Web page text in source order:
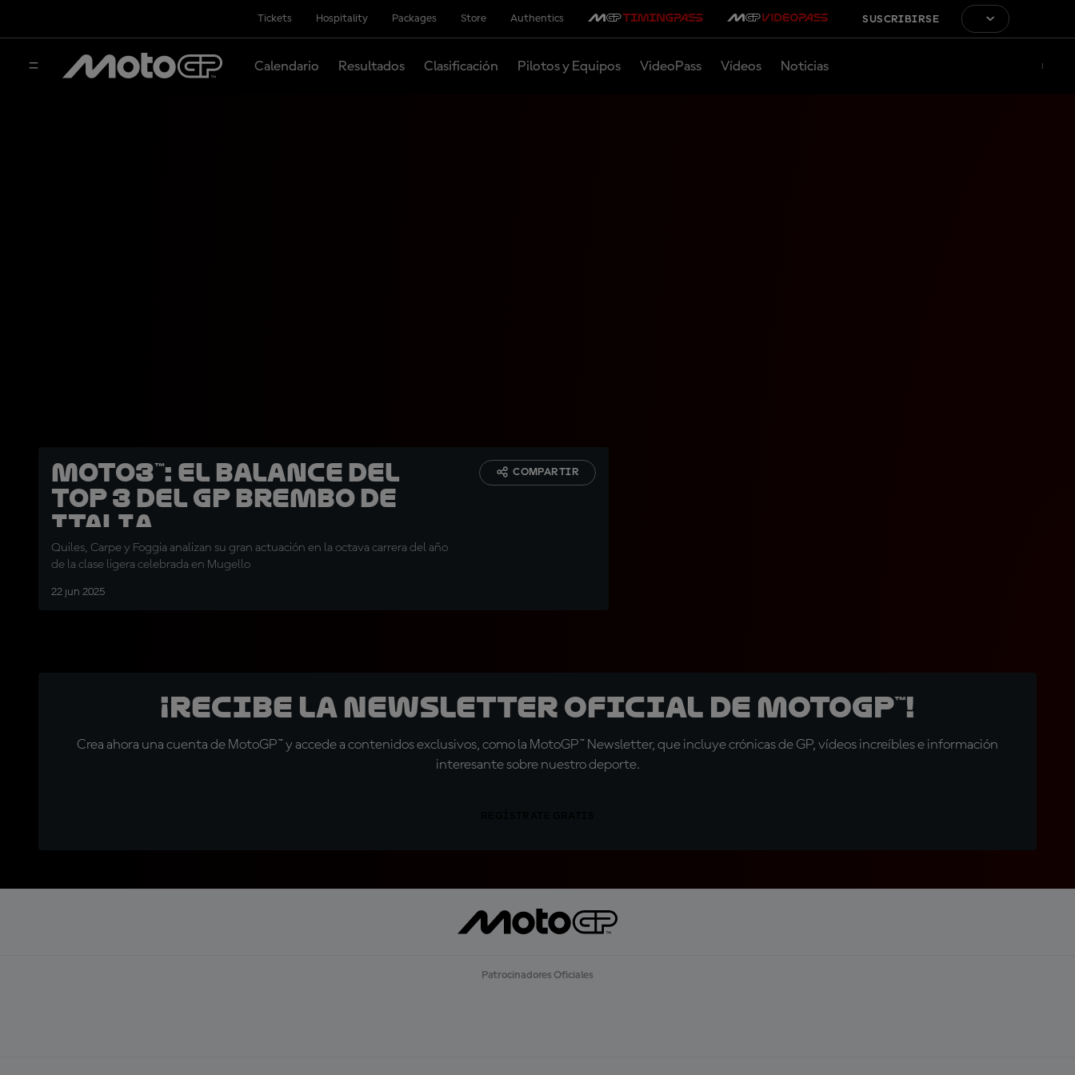
Tickets Hospitality Packages Store Authentics SUSCRIBIRSE
Calendario Resultados Clasificación Pilotos y Equipos VideoPass Vídeos Noticias
Moto3™: El balance del
Top 3 del GP Brembo de
Italia
Quiles, Carpe y Foggia analizan su gran actuación en la octava carrera del año
de la clase ligera celebrada en Mugello
22 jun 2025
COMPARTIR
¡Recibe la Newsletter oficial de MotoGP™!
Crea ahora una cuenta de MotoGP™ y accede a contenidos exclusivos, como la MotoGP™ Newsletter, que incluye crónicas de GP, vídeos increíbles e información
interesante sobre nuestro deporte.
Patrocinadores Oficiales